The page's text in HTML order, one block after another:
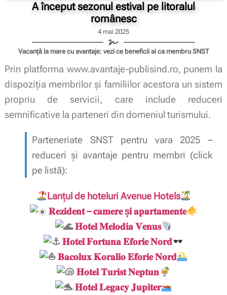
A început sezonul estival pe litoralul
românesc
4 mai 2025
Vacanță la mare cu avantaje: vezi ce beneficii ai ca membru SNST
Prin platforma www.avantaje-publisind.ro, punem la
dispoziția membrilor și familiilor acestora un sistem
propriu de servicii, care include reduceri
semnificative la parteneri din domeniul turismului.
Parteneriate SNST pentru vara 2025 –
reduceri și avantaje pentru membri (click
pe listă):
Lanțul de hoteluri Avenue Hotels
𝐑𝐞𝐳𝐢𝐝𝐞𝐧𝐭 – 𝐜𝐚𝐦𝐞𝐫𝐞 ș𝐢 𝐚𝐩𝐚𝐫𝐭𝐚𝐦𝐞𝐧𝐭𝐞
𝐇𝐨𝐭𝐞𝐥 𝐌𝐞𝐥𝐨𝐝𝐢𝐚 𝐕𝐞𝐧𝐮𝐬
𝐇𝐨𝐭𝐞𝐥 𝐅𝐨𝐫𝐭𝐮𝐧𝐚 𝐄𝐟𝐨𝐫𝐢𝐞 𝐍𝐨𝐫𝐝
𝐁𝐚𝐜𝐨𝐥𝐮𝐱 𝐊𝐨𝐫𝐚𝐥𝐢𝐨 𝐄𝐟𝐨𝐫𝐢𝐞 𝐍𝐨𝐫𝐝
𝐇𝐨𝐭𝐞𝐥 𝐓𝐮𝐫𝐢𝐬𝐭 𝐍𝐞𝐩𝐭𝐮𝐧
𝐇𝐨𝐭𝐞𝐥 𝐋𝐞𝐠𝐚𝐜𝐲 𝐉𝐮𝐩𝐢𝐭𝐞𝐫